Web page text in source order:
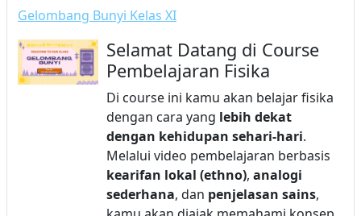
Gelombang Bunyi Kelas XI
Selamat Datang di Course
Pembelajaran Fisika
Di course ini kamu akan belajar fisika
dengan cara yang lebih dekat
dengan kehidupan sehari-hari.
Melalui video pembelajaran berbasis
kearifan lokal (ethno), analogi
sederhana, dan penjelasan sains,